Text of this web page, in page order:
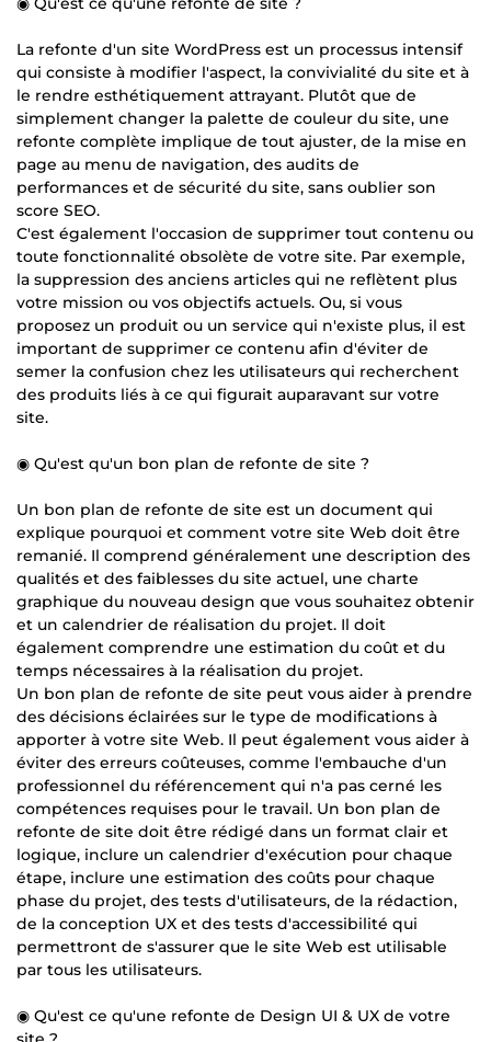
La refonte d'un site WordPress est un processus intensif
qui consiste à modifier l'aspect, la convivialité du site et à
le rendre esthétiquement attrayant. Plutôt que de
simplement changer la palette de couleur du site, une
refonte complète implique de tout ajuster, de la mise en
page au menu de navigation, des audits de
performances et de sécurité du site, sans oublier son
score SEO.
C'est également l'occasion de supprimer tout contenu ou
toute fonctionnalité obsolète de votre site. Par exemple,
la suppression des anciens articles qui ne reflètent plus
votre mission ou vos objectifs actuels. Ou, si vous
proposez un produit ou un service qui n'existe plus, il est
important de supprimer ce contenu afin d'éviter de
semer la confusion chez les utilisateurs qui recherchent
des produits liés à ce qui figurait auparavant sur votre
site.
◉ Qu'est qu'un bon plan de refonte de site ?
Un bon plan de refonte de site est un document qui
explique pourquoi et comment votre site Web doit être
remanié. Il comprend généralement une description des
qualités et des faiblesses du site actuel, une charte
graphique du nouveau design que vous souhaitez obtenir
et un calendrier de réalisation du projet. Il doit
également comprendre une estimation du coût et du
temps nécessaires à la réalisation du projet.
Un bon plan de refonte de site peut vous aider à prendre
des décisions éclairées sur le type de modifications à
apporter à votre site Web. Il peut également vous aider à
éviter des erreurs coûteuses, comme l'embauche d'un
professionnel du référencement qui n'a pas cerné les
compétences requises pour le travail. Un bon plan de
refonte de site doit être rédigé dans un format clair et
logique, inclure un calendrier d'exécution pour chaque
étape, inclure une estimation des coûts pour chaque
phase du projet, des tests d'utilisateurs, de la rédaction,
de la conception UX et des tests d'accessibilité qui
permettront de s'assurer que le site Web est utilisable
par tous les utilisateurs.
◉ Qu'est ce qu'une refonte de Design UI & UX de votre